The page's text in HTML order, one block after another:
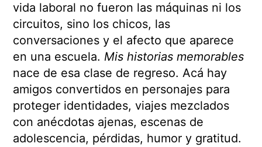
vida laboral no fueron las máquinas ni los
circuitos, sino los chicos, las
conversaciones y el afecto que aparece
en una escuela. Mis historias memorables
nace de esa clase de regreso. Acá hay
amigos convertidos en personajes para
proteger identidades, viajes mezclados
con anécdotas ajenas, escenas de
adolescencia, pérdidas, humor y gratitud.